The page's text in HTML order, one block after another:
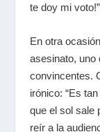
te doy mi
En otra
asesinato, uno
convincentes.
irónico: “Es
que el sol sale
reír a la